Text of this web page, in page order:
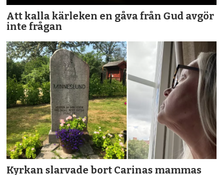
Att kalla kärleken en gåva från Gud avgör
inte frågan
Kyrkan slarvade bort Carinas mammas